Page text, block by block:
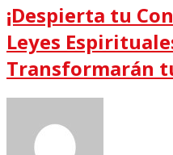
¡Despierta tu
Leyes
Transformarán